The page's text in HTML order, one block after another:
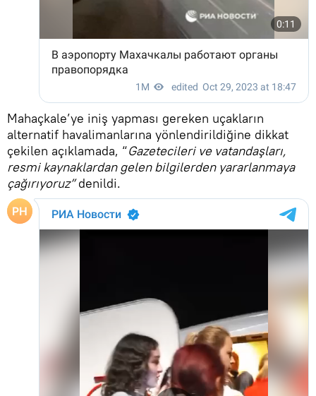
Mahaçkale’ye iniş yapması gereken uçakların
alternatif havalimanlarına yönlendirildiğine dikkat
çekilen açıklamada, “Gazetecileri ve vatandaşları,
resmi kaynaklardan gelen bilgilerden yararlanmaya
çağırıyoruz”denildi.